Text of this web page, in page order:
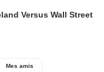
Versus Wall Street
Mes amis